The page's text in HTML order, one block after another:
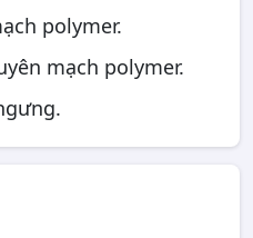
polymer.
mạch polymer.